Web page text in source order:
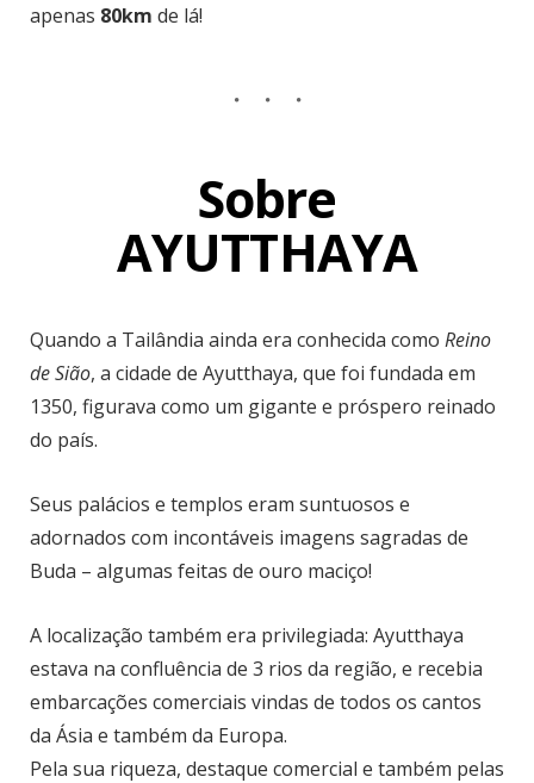
apenas 80km de lá!
Sobre
AYUTTHAYA
Quando a Tailândia ainda era conhecida como Reino
de Sião, a cidade de Ayutthaya, que foi fundada em
1350, figurava como um gigante e próspero reinado
do país.
Seus palácios e templos eram suntuosos e
adornados com incontáveis imagens sagradas de
Buda – algumas feitas de ouro maciço!
A localização também era privilegiada: Ayutthaya
estava na confluência de 3 rios da região, e recebia
embarcações comerciais vindas de todos os cantos
da Ásia e também da Europa.
Pela sua riqueza, destaque comercial e também pelas